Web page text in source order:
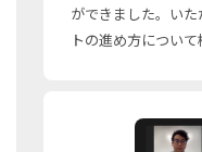
ができました。い
トの進め方について